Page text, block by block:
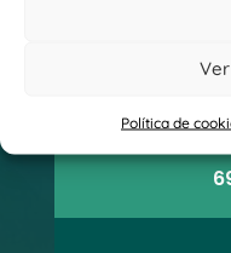
Política de